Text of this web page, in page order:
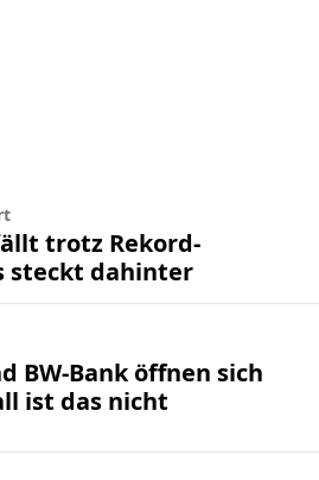
trotz Rekord-
steckt dahinter
BW-Bank öffnen sich
ist das nicht